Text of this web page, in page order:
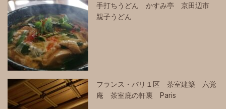
手打ちうどん かすみ亭 京田辺市
親子うどん
フランス・パリ１区 茶室建築 六覚
庵 茶室庇の軒裏 Paris